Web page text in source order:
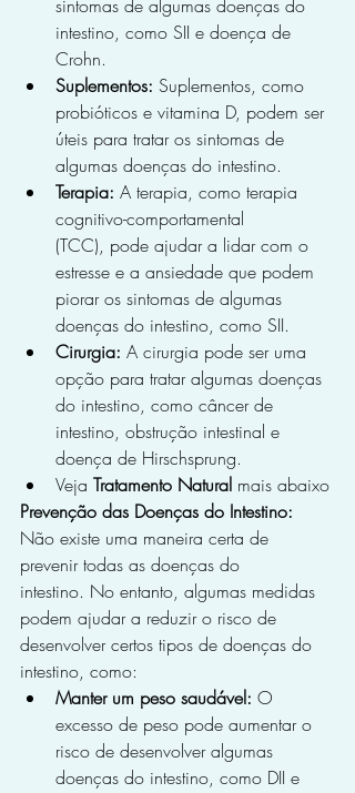
sintomas de algumas doenças do
intestino, como SII e doença de
Crohn.
Suplementos: Suplementos, como
probióticos e vitamina D, podem ser
úteis para tratar os sintomas de
algumas doenças do intestino.
Terapia: A terapia, como terapia
cognitivo-comportamental
(TCC), pode ajudar a lidar com o
estresse e a ansiedade que podem
piorar os sintomas de algumas
doenças do intestino, como SII.
Cirurgia: A cirurgia pode ser uma
opção para tratar algumas doenças
do intestino, como câncer de
intestino, obstrução intestinal e
doença de Hirschsprung.
Veja Tratamento Natural mais abaixo
Prevenção das Doenças do Intestino:
Não existe uma maneira certa de
prevenir todas as doenças do
intestino. No entanto, algumas medidas
podem ajudar a reduzir o risco de
desenvolver certos tipos de doenças do
intestino, como:
Manter um peso saudável: O
excesso de peso pode aumentar o
risco de desenvolver algumas
doenças do intestino, como DII e